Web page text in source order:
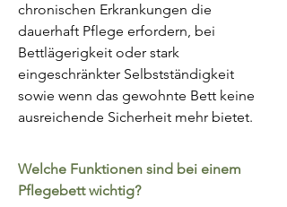
chronischen Erkrankungen die
dauerhaft Pflege erfordern, bei
Bettlägerigkeit oder stark
eingeschränkter Selbstständigkeit
sowie wenn das gewohnte Bett keine
ausreichende Sicherheit mehr bietet.
Welche Funktionen sind bei einem
Pflegebett wichtig?